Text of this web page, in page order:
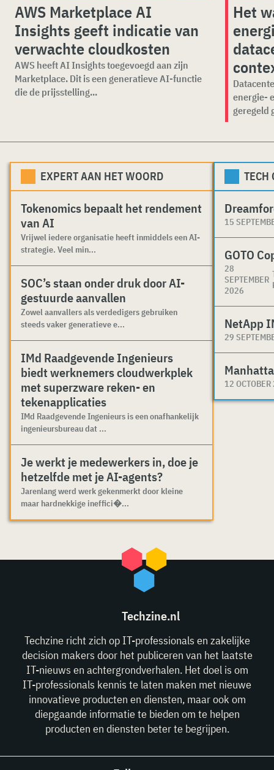
AWS Marketplace AI
Insights geeft indicatie van
verwachte cloudkosten
AWS heeft AI Insights toegevoegd aan zijn
Marketplace. Dit is een generatieve AI-functie
die de prijsstelling...
Het
energie-
geregeld
EXPERT AAN HET WOORD
Tokenomics bepaalt het rendement
van AI
Vrijwel iedere organisatie heeft inmiddels een AI-
strategie. Veel min...
SOC’s staan onder druk door AI-
gestuurde aanvallen
Zowel aanvallers als verdedigers gebruiken
steeds vaker generatieve e...
IMd Raadgevende Ingenieurs
biedt werknemers cloudwerkplek
met superzware reken- en
tekenapplicaties
IMd Raadgevende Ingenieurs is een onafhankelijk
ingenieursbureau dat ...
Je werkt je medewerkers in, doe je
hetzelfde met je AI-agents?
Jarenlang werd werk gekenmerkt door kleine
maar hardnekkige ineffici�...
TECH
15
GOTO
28
SEPTEMBER
2026
NetApp
29
12
Techzine.nl
Techzine richt zich op IT-professionals en zakelijke
decision makers door het publiceren van het laatste
IT-nieuws en achtergrondverhalen. Het doel is om
IT-professionals kennis te laten maken met nieuwe
innovatieve producten en diensten, maar ook om
diepgaande informatie te bieden om te helpen
producten en diensten beter te begrijpen.